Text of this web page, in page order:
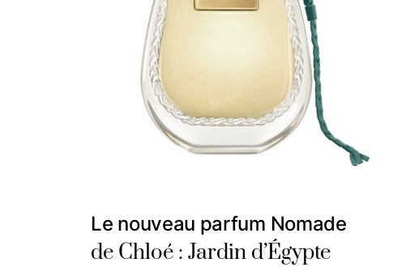
Le nouveau parfum Nomade
de Chloé : Jardin d’Égypte